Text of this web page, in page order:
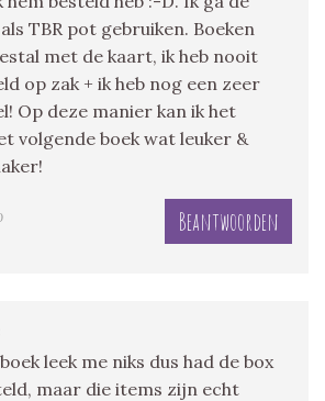
TBR pot gebruiken. Boeken
met de kaart, ik heb nooit
op zak + ik heb nog een zeer
Op deze manier kan ik het
volgende boek wat leuker &
Beantwoorden
leek me niks dus had de box
maar die items zijn echt